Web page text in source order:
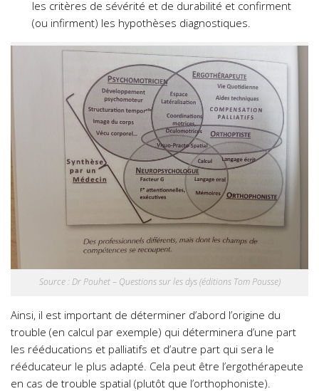
les critères de sévérité et de durabilité et confirment
(ou infirment) les hypothèses diagnostiques.
Source : Dr Pouhet – Questions sur les dys (éditions Tom Pousse)
Ainsi, il est important de déterminer d’abord l’origine du
trouble (en calcul par exemple) qui déterminera d’une part
les rééducations et palliatifs et d’autre part qui sera le
rééducateur le plus adapté. Cela peut être l’ergothérapeute
en cas de trouble spatial (plutôt que l’orthophoniste).